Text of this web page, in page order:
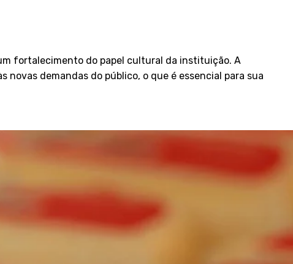
fortalecimento do papel cultural da instituição. A
demandas do público, o que é essencial para sua